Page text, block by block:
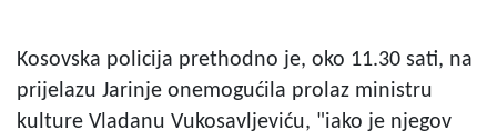
Kosovska policija prethodno je, oko 11.30 sati, na
prijelazu Jarinje onemogućila prolaz ministru
kulture Vladanu Vukosavljeviću, "iako je njegov